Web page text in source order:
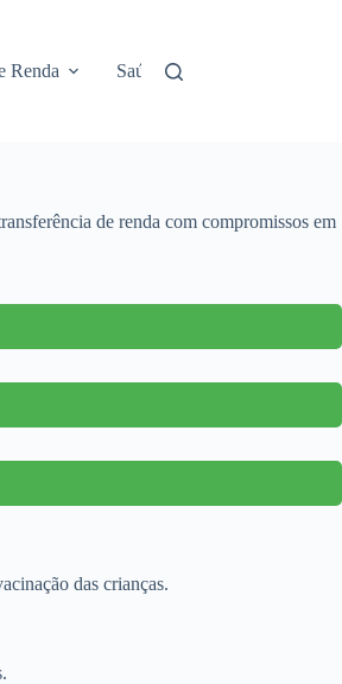
Renda Saúde e Assistência
de renda com compromissos em
das crianças.